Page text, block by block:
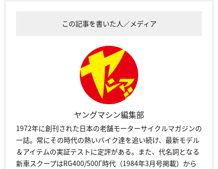
この記事を書いた人／メディア
ヤングマシン編集部
1972年に創刊された日本の老舗モーターサイクルマガジンの
一誌。常にその時代の熱いバイク達を追い続け、最新モデル
＆アイテムの実証テストに定評がある。また、代名詞となる
新車スクープはRG400/500Γ時代（1984年3月号掲載）から